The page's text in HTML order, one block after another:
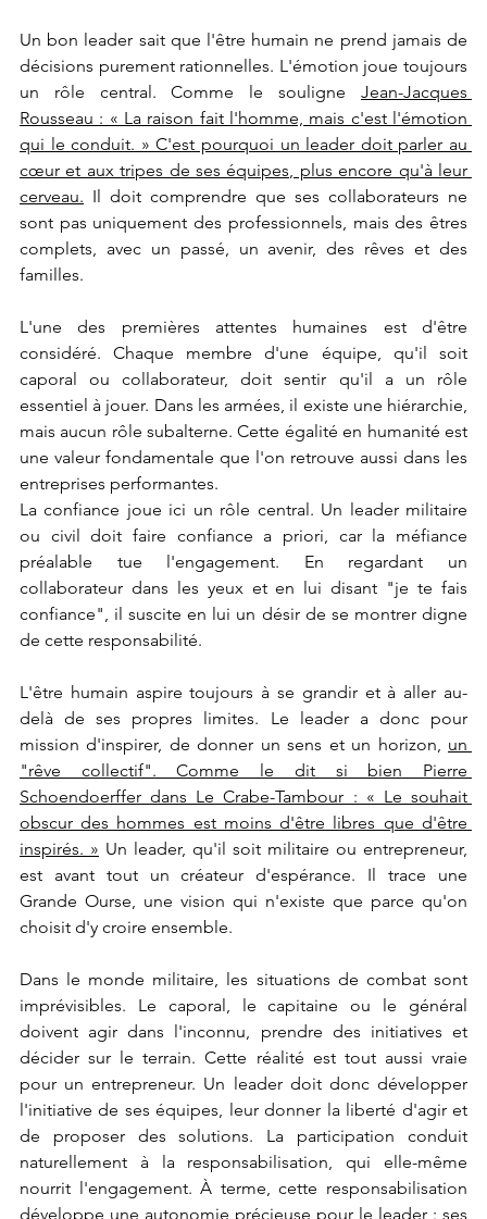
Un bon leader sait que l'être humain ne prend jamais de
décisions purement rationnelles. L'émotion joue toujours
un rôle central. Comme le souligne Jean-Jacques
Rousseau : « La raison fait l'homme, mais c'est l'émotion
qui le conduit. » C'est pourquoi un leader doit parler au
cœur et aux tripes de ses équipes, plus encore qu'à leur
cerveau. Il doit comprendre que ses collaborateurs ne
sont pas uniquement des professionnels, mais des êtres
complets, avec un passé, un avenir, des rêves et des
familles.
L'une des premières attentes humaines est d'être
considéré. Chaque membre d'une équipe, qu'il soit
caporal ou collaborateur, doit sentir qu'il a un rôle
essentiel à jouer. Dans les armées, il existe une hiérarchie,
mais aucun rôle subalterne. Cette égalité en humanité est
une valeur fondamentale que l'on retrouve aussi dans les
entreprises performantes.
La confiance joue ici un rôle central. Un leader militaire
ou civil doit faire confiance a priori, car la méfiance
préalable tue l'engagement. En regardant un
collaborateur dans les yeux et en lui disant "je te fais
confiance", il suscite en lui un désir de se montrer digne
de cette responsabilité.
L'être humain aspire toujours à se grandir et à aller au-
delà de ses propres limites. Le leader a donc pour
mission d'inspirer, de donner un sens et un horizon, un
"rêve collectif". Comme le dit si bien Pierre
Schoendoerffer dans Le Crabe-Tambour : « Le souhait
obscur des hommes est moins d'être libres que d'être
inspirés. » Un leader, qu'il soit militaire ou entrepreneur,
est avant tout un créateur d'espérance. Il trace une
Grande Ourse, une vision qui n'existe que parce qu'on
choisit d'y croire ensemble.
Dans le monde militaire, les situations de combat sont
imprévisibles. Le caporal, le capitaine ou le général
doivent agir dans l'inconnu, prendre des initiatives et
décider sur le terrain. Cette réalité est tout aussi vraie
pour un entrepreneur. Un leader doit donc développer
l'initiative de ses équipes, leur donner la liberté d'agir et
de proposer des solutions. La participation conduit
naturellement à la responsabilisation, qui elle-même
nourrit l'engagement. À terme, cette responsabilisation
développe une autonomie précieuse pour le leader : ses